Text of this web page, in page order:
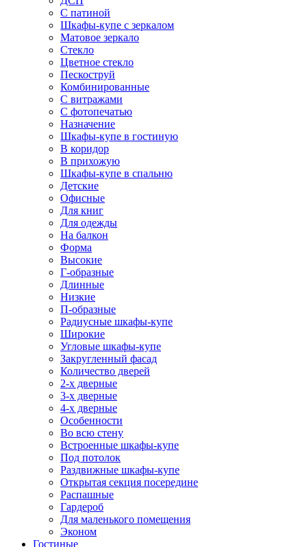
С патиной
Шкафы-купе с зеркалом
Матовое зеркало
Стекло
Цветное стекло
Пескоструй
Комбинированные
С витражами
С фотопечатью
Назначение
Шкафы-купе в гостиную
В коридор
В прихожую
Шкафы-купе в спальню
Детские
Офисные
Для книг
Для одежды
На балкон
Форма
Высокие
Г-образные
Длинные
Низкие
П-образные
Радиусные шкафы-купе
Широкие
Угловые шкафы-купе
Закругленный фасад
Количество дверей
2-х дверные
3-х дверные
4-х дверные
Особенности
Во всю стену
Встроенные шкафы-купе
Под потолок
Раздвижные шкафы-купе
Открытая секция посередине
Распашные
Гардероб
Для маленького помещения
Эконом
Гостиные